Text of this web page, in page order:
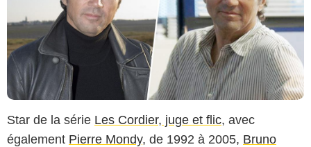
Star de la série Les Cordier, juge et flic, avec
également Pierre Mondy, de 1992 à 2005, Bruno